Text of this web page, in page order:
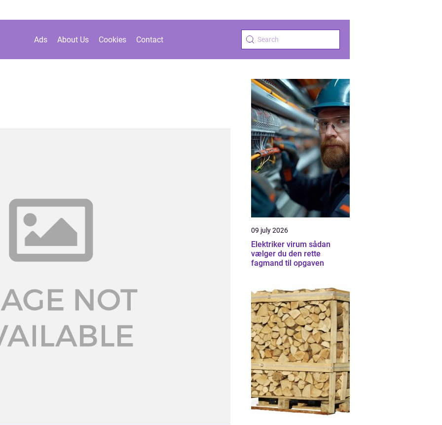
Ads About Us Cookies Contact
09 july 2026
Elektriker virum sådan
vælger du den rette
fagmand til opgaven